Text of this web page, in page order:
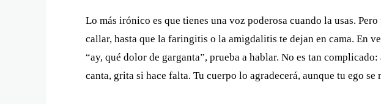
Lo más irónico es que tienes una voz poderosa cuando la usas.
callar, hasta que la faringitis o la amigdalitis te dejan en cama. En
“ay, qué dolor de garganta”, prueba a hablar. No es tan
canta, grita si hace falta. Tu cuerpo lo agradecerá, aunque tu ego se